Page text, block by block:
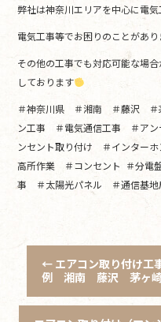
弊社は神奈川エリアを中心に電
電気工事等でお困りのことがあ
その他の工事でも対応可能な場
しております
＃神奈川県 ＃湘南 ＃藤沢
ン工事 ＃電気通信工事 ＃ア
ンセント取り付け ＃インター
高所作業 ＃コンセント ＃分電
事 ＃太陽光パネル ＃通信基
← エアコン取り付け工
例 湘南 藤沢 茅ヶ